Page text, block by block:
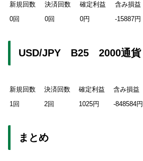
新規回数 決済回数 確定利益 含み損益
0回
0回 0円 -15887円
USD/JPY B25 2000通貨
新規回数 決済回数 確定利益 含み損益
1回
2回 1025円 -848584円
まとめ